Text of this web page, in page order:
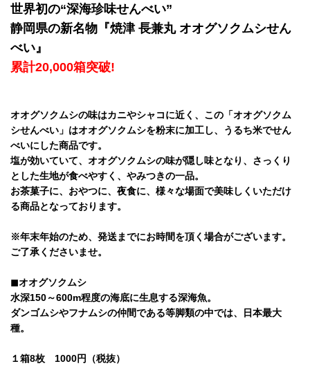
世界初の“深海珍味せんべい”
静岡県の新名物『焼津 長兼丸 オオグソクムシせん
べい』
累計20,000箱突破!
オオグソクムシの味はカニやシャコに近く、この「オオグソクム
シせんべい」はオオグソクムシを粉末に加工し、うるち米でせん
べいにした商品です。
塩が効いていて、オオグソクムシの味が隠し味となり、さっくり
とした生地が食べやすく、やみつきの一品。
お茶菓子に、おやつに、夜食に、様々な場面で美味しくいただけ
る商品となっております。
※年末年始のため、発送までにお時間を頂く場合がございます。
ご了承くださいませ。
◼︎オオグソクムシ
水深150～600m程度の海底に生息する深海魚。
ダンゴムシやフナムシの仲間である等脚類の中では、日本最大
種。
１箱8枚 1000円（税抜）